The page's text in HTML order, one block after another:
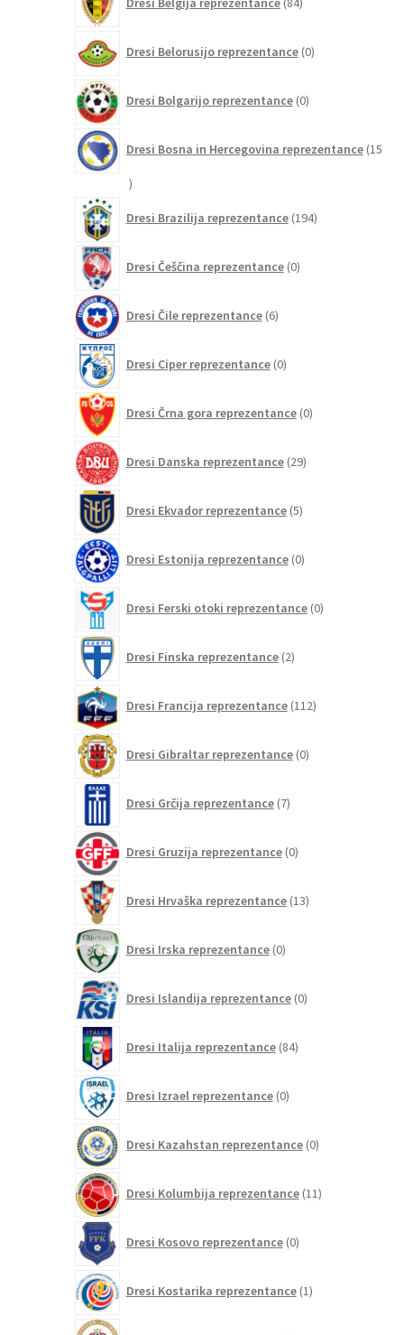
izdelkov
Dresi Belorusijo reprezentance 0izdelkov
Dresi Bolgarijo reprezentance 0izdelkov
Dresi Bosna in Hercegovina reprezentance 15
15
Dresi Brazilija reprezentance 194izdelkov
Dresi Češčina reprezentance 0izdelkov
Dresi Čile reprezentance 6izdelkov
Dresi Ciper reprezentance 0izdelkov
Dresi Črna gora reprezentance 0izdelkov
Dresi Danska reprezentance 29izdelkov
Dresi Ekvador reprezentance 5izdelkov
Dresi Estonija reprezentance 0izdelkov
Dresi Ferski otoki reprezentance 0izdelkov
Dresi Finska reprezentance 2izdelka
Dresi Francija reprezentance 112izdelkov
Dresi Gibraltar reprezentance 0izdelkov
Dresi Grčija reprezentance 7izdelkov
Dresi Gruzija reprezentance 0izdelkov
Dresi Hrvaška reprezentance 13izdelkov
Dresi Irska reprezentance 0izdelkov
Dresi Islandija reprezentance 0izdelkov
Dresi Italija reprezentance 84izdelkov
Dresi Izrael reprezentance 0izdelkov
Dresi Kazahstan reprezentance 0izdelkov
Dresi Kolumbija reprezentance 11izdelkov
Dresi Kosovo reprezentance 0izdelkov
Dresi Kostarika reprezentance 1izdelek